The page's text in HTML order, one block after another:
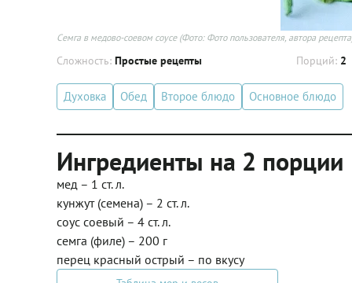
Семга в медово-соевом соусе(Фото: Фото пользователя, автора
Сложность: Простые рецепты Порций: 2
Духовка Обед Второе блюдо Основное блюдо
Ингредиенты на 2 порции
мед – 1 ст. л.
кунжут (семена) – 2 ст. л.
соус соевый – 4 ст. л.
семга (филе) – 200 г
перец красный острый – по вкусу